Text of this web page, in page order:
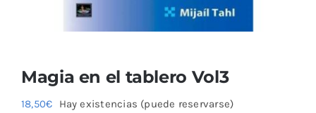
Magia en el tablero Vol3
18,50€ Hay existencias (puede reservarse)